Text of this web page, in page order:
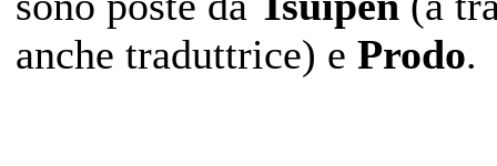
anche traduttrice) e Prodo.